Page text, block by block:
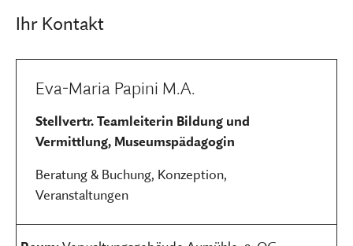
Ihr Kontakt
Eva-Maria Papini M.A.
Stellvertr. Teamleiterin Bildung und
Vermittlung, Museumspädagogin
Beratung & Buchung, Konzeption,
Veranstaltungen